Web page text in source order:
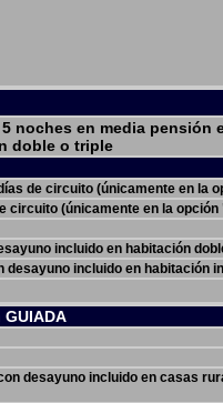
noches en media
doble o triple
de circuito (únicamente en la
circuito (únicamente en la
incluido en habitación
desayuno incluido en habitación
desayuno incluido en casas